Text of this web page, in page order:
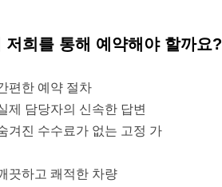
저희를 통해 예약해야 할까요?
편한 예약 절차
제 담당자의 신속한 답변
겨진 수수료가 없는 고정 가
끗하고 쾌적한 차량